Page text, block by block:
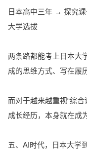
日本高中三年 → 探究
大学选拔
两条路都能考上日本大
成的思维方式、写在履
而对于越来越重视“综
成长经历，本身就在成
五、AI时代，日本大学